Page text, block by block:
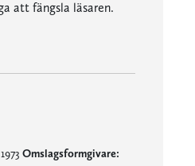
att fängsla läsaren.
1973 Omslagsformgivare: